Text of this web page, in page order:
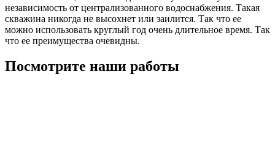
независимость от централизованного водоснабжения. Такая
скважина никогда не высохнет или заилится. Так что ее
можно использовать круглый год очень длительное время. Так
что ее преимущества очевидны.
Посмотрите наши работы